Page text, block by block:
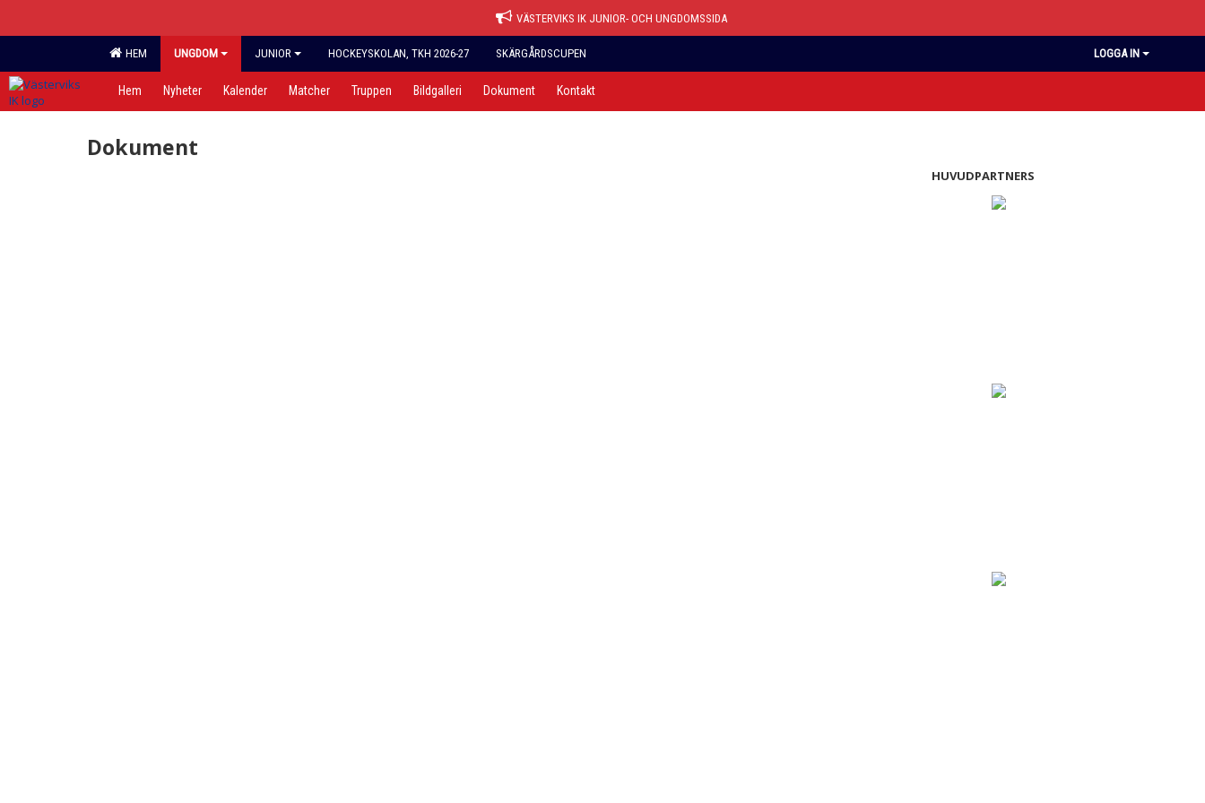
VÄSTERVIKS IK JUNIOR- OCH UNGDOMSSIDA
HEM UNGDOM JUNIOR HOCKEYSKOLAN, TKH 2026-27 SKÄRGÅRDSCUPEN LOGGA IN
Hem Nyheter Kalender Matcher Truppen Bildgalleri Dokument Kontakt
Dokument
HUVUDPARTNERS